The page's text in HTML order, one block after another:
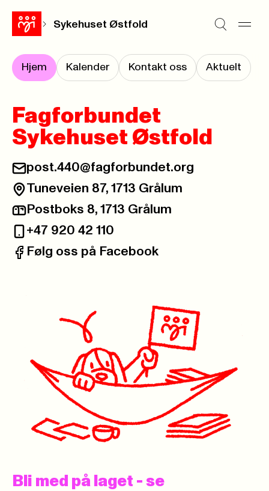
Sykehuset Østfold
Hjem Kalender Kontakt oss Aktuelt
Fagforbundet
Sykehuset Østfold
E-post:
post.440@fagforbundet.org
Besøksadresse:
Tuneveien 87, 1713 Grålum
Postadresse:
Postboks 8, 1713 Grålum
Telefon:
+47 920 42 110
Facebook:
Følg oss på Facebook
Bli med på laget - se